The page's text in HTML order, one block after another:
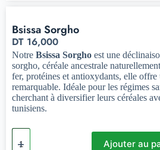
Bsissa Sorgho
DT 16,000
Notre Bsissa Sorgho est une
sorgho, céréale ancestrale
fer, protéines et antioxydants, elle
remarquable. Idéale pour les régimes
cherchant à diversifier leurs céréales
tunisiens.
Ajouter au